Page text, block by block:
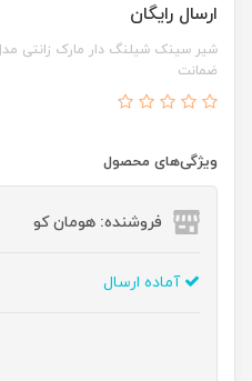
ارسال رایگان
ضمانت
ویژگی‌های محصول
فروشنده: هومان کو
آماده ارسال